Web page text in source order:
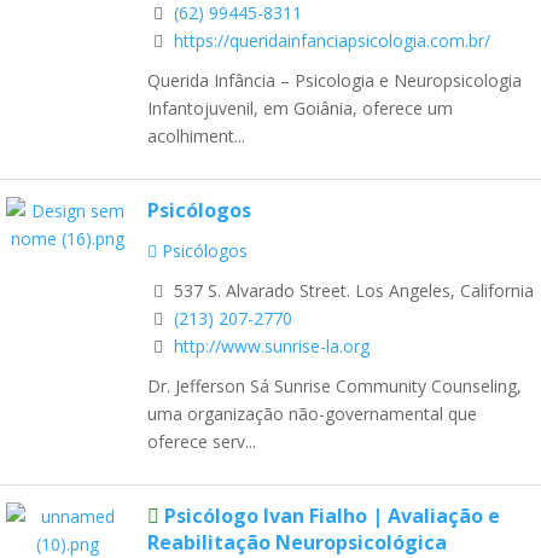
(62) 99445-8311
https://queridainfanciapsicologia.com.br/
Querida Infância – Psicologia e Neuropsicologia
Infantojuvenil, em Goiânia, oferece um
acolhiment...
Psicólogos
Psicólogos
537 S. Alvarado Street. Los Angeles, California
(213) 207-2770
http://www.sunrise-la.org
Dr. Jefferson Sá Sunrise Community Counseling,
uma organização não-governamental que
oferece serv...
Psicólogo Ivan Fialho | Avaliação e
Reabilitação Neuropsicológica